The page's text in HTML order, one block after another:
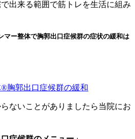
出来る範囲で筋トレを生活に組み
マー整体で胸郭出口症候群の症状の緩和は
胸郭出口症候群の緩和
ないことがありましたら当院にお